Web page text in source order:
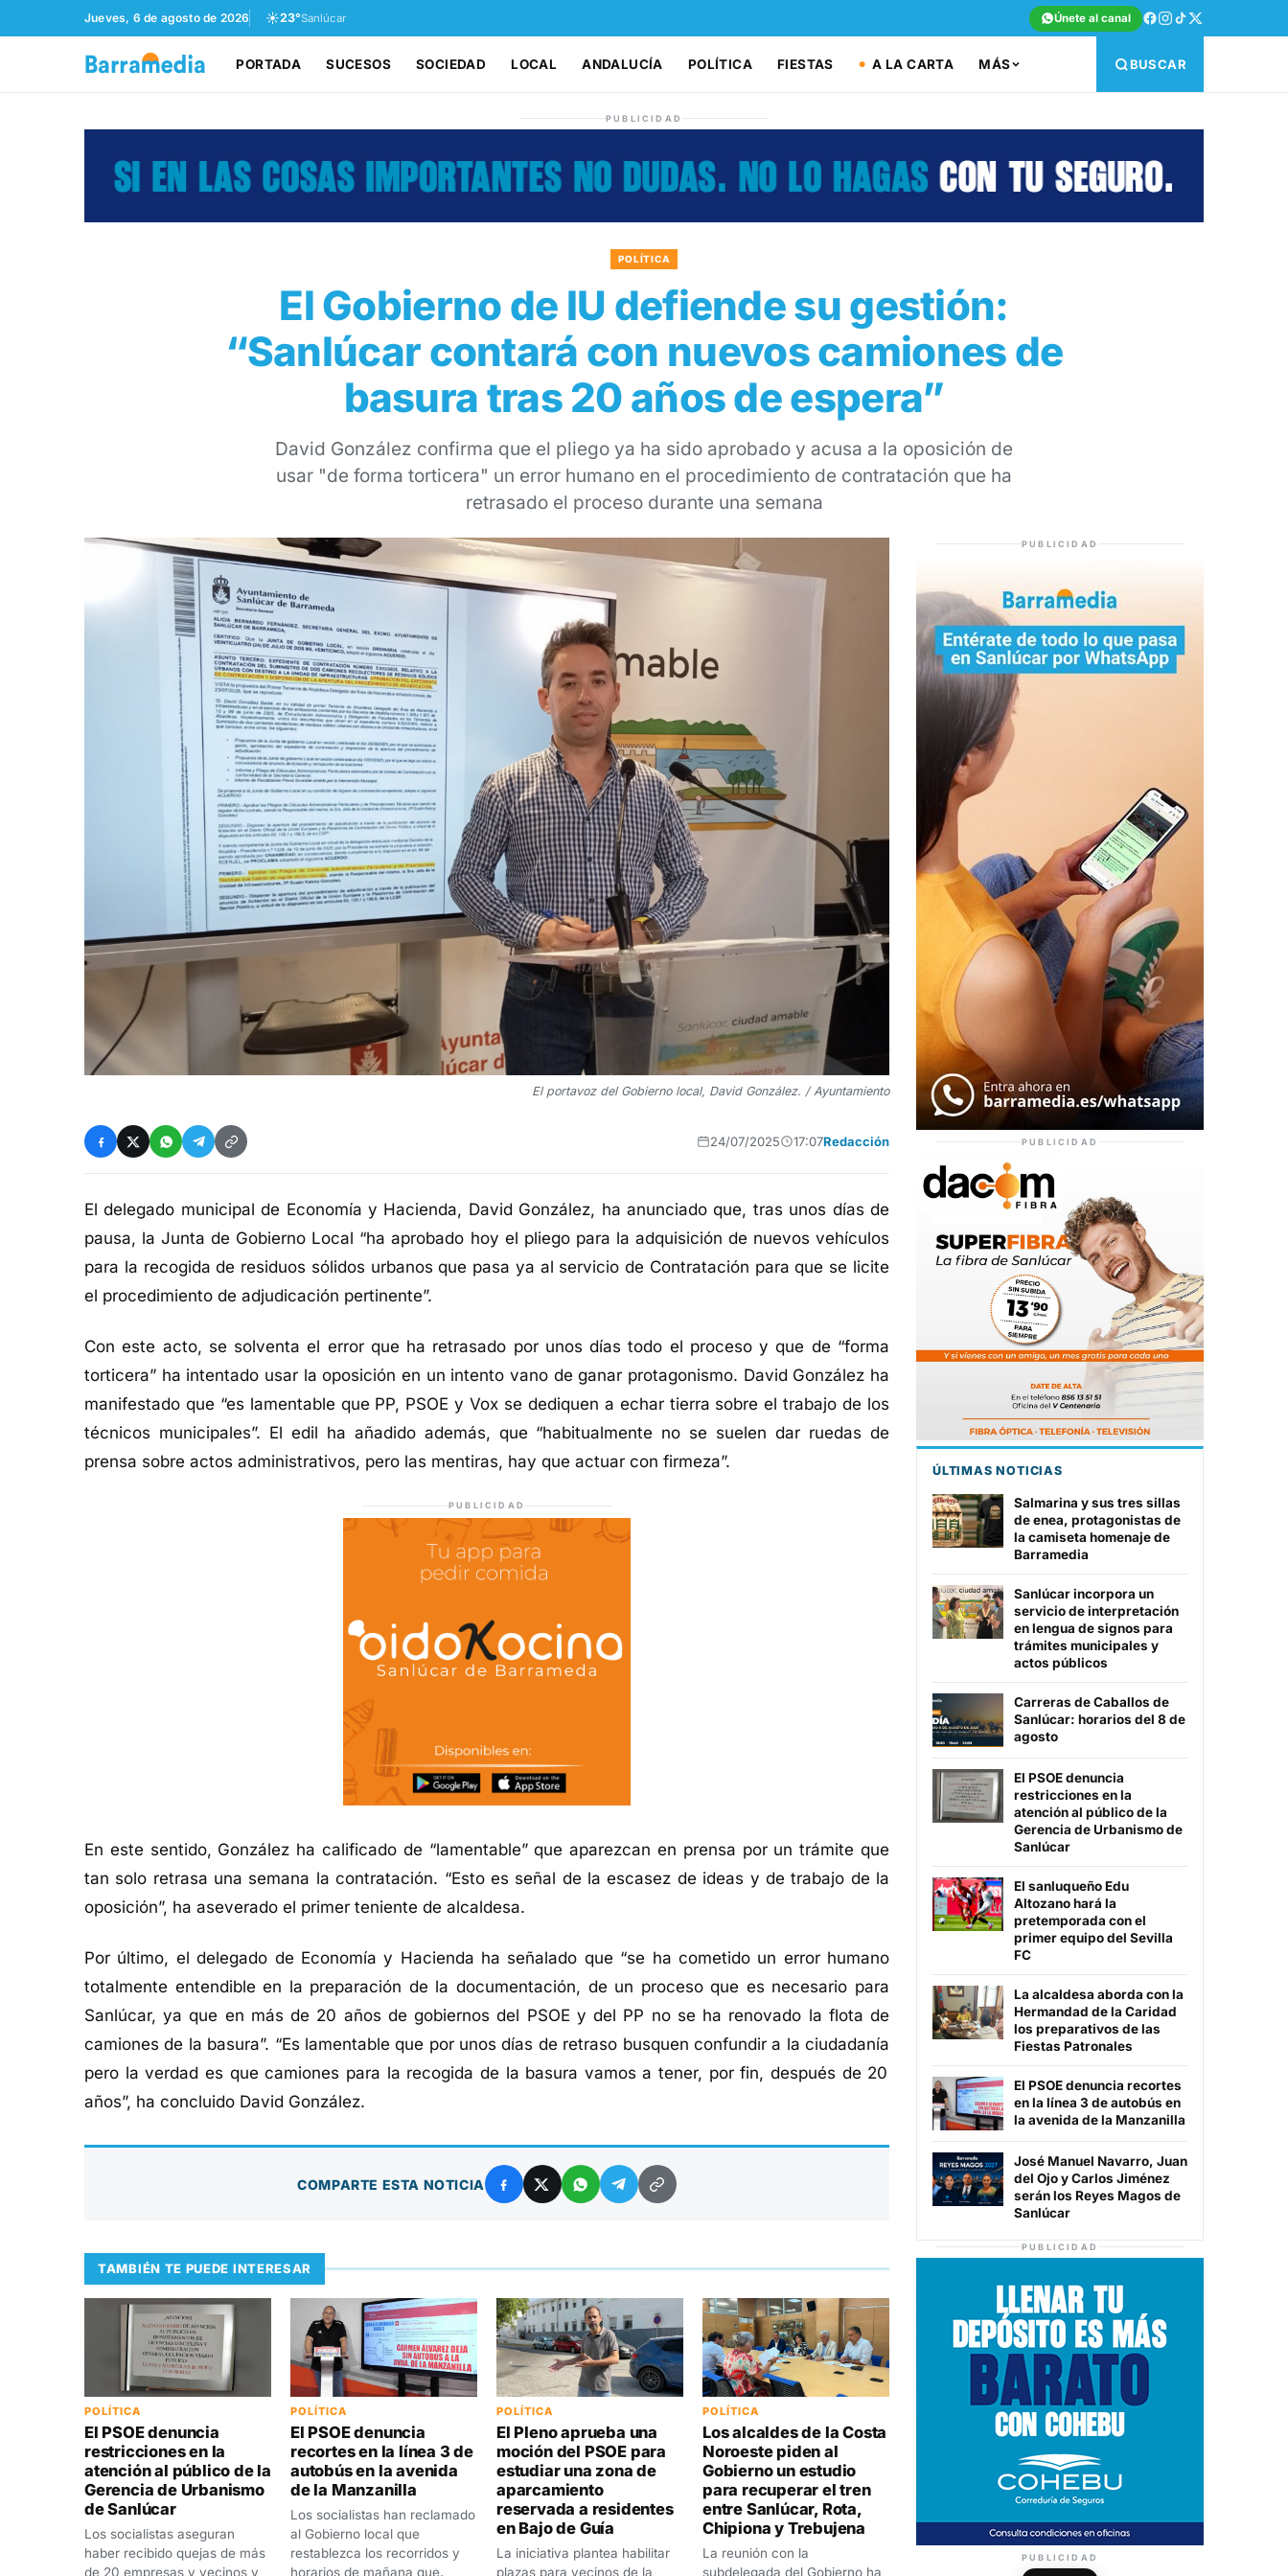
Jueves, 6 de agosto de 2026 ☀️23°Sanlúcar Únete al canal
PORTADA SUCESOS SOCIEDAD LOCAL ANDALUCÍA POLÍTICA FIESTAS A LA CARTA MÁS BUSCAR
PUBLICIDAD
POLÍTICA
El Gobierno de IU defiende su gestión:
“Sanlúcar contará con nuevos camiones de
basura tras 20 años de espera”
David González confirma que el pliego ya ha sido aprobado y acusa a la oposición de
usar "de forma torticera" un error humano en el procedimiento de contratación que ha
retrasado el proceso durante una semana
El portavoz del Gobierno local, David González. / Ayuntamiento
24/07/2025 17:07Redacción
Eldelegado municipal de Economía y Hacienda, David González, ha anunciado que, tras unos díasde
pausa, la Junta de Gobierno Local “ha aprobado hoy el pliego para la adquisición de nuevos vehículos
para la recogida de residuos sólidos urbanosque pasa ya al servicio de Contratación para que se licite
el procedimiento de adjudicación pertinente”.
Con este acto, se solventa el error que ha retrasado por unos días todo el proceso y que de “forma
torticera” ha intentado usar la oposición en un intento vano de ganar protagonismo. David González ha
manifestado que “es lamentable que PP, PSOE y Vox se dediquen a echartierra sobre el trabajo de los
técnicos municipales”. El edil ha añadido además, que “habitualmente no se suelen dar ruedas de
prensa sobre actos administrativos, pero las mentiras, hay que actuar con firmeza”.
PUBLICIDAD
En este sentido, González ha calificado de “lamentable”queaparezcan en prensa por un trámite que
tan solo retrasa una semana la contratación. “Esto es señal de la escasez de ideas y de trabajo de la
oposición”, ha aseverado el primer teniente de alcaldesa.
Por último, el delegado de Economía y Hacienda ha señalado que “se ha cometido un error humano
totalmente entendible en la preparación de la documentación, de un proceso que es necesario para
Sanlúcar, ya que en más de 20 años de gobiernos del PSOE y del PP no se ha renovado la flota de
camiones de la basura”. “Es lamentable que por unos días de retraso busquen confundir a la ciudadanía
pero la verdad es que camiones para la recogida de la basura vamos a tener, por fin, después de 20
años”, ha concluido David González.
COMPARTE ESTA NOTICIA
TAMBIÉN TE PUEDE INTERESAR
POLÍTICA
El PSOE denuncia
restricciones en la
atención al público de la
Gerencia de Urbanismo
de Sanlúcar
Los socialistas aseguran
haber recibido quejas de más
de 20 empresas y vecinos y
POLÍTICA
El PSOE denuncia
recortes en la línea 3 de
autobús en la avenida
de la Manzanilla
Los socialistas han reclamado
al Gobierno local que
restablezca los recorridos y
horarios de mañana que,
POLÍTICA
El Pleno aprueba una
moción del PSOE para
estudiar una zona de
aparcamiento
reservada a residentes
en Bajo de Guía
La iniciativa plantea habilitar
plazas para vecinos de la
POLÍTICA
Los alcaldes de la Costa
Noroeste piden al
Gobierno un estudio
para recuperar el tren
entre Sanlúcar, Rota,
Chipiona y Trebujena
La reunión con la
subdelegada del Gobierno ha
PUBLICIDAD
PUBLICIDAD
ÚLTIMAS NOTICIAS
Salmarina y sus tres sillas
de enea, protagonistas de
la camiseta homenaje de
Barramedia
Sanlúcar incorpora un
servicio de interpretación
en lengua de signos para
trámites municipales y
actos públicos
Carreras de Caballos de
Sanlúcar: horarios del 8 de
agosto
El PSOE denuncia
restricciones en la
atención al público de la
Gerencia de Urbanismo de
Sanlúcar
El sanluqueño Edu
Altozano hará la
pretemporada con el
primer equipo del Sevilla
FC
La alcaldesa aborda con la
Hermandad de la Caridad
los preparativos de las
Fiestas Patronales
El PSOE denuncia recortes
en la línea 3 de autobús en
la avenida de la Manzanilla
José Manuel Navarro, Juan
del Ojo y Carlos Jiménez
serán los Reyes Magos de
Sanlúcar
PUBLICIDAD
PUBLICIDAD